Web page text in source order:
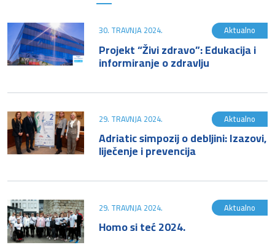
30. TRAVNJA 2024. Aktualno
Projekt “Živi zdravo”: Edukacija i
informiranje o zdravlju
29. TRAVNJA 2024. Aktualno
Adriatic simpozij o debljini: Izazovi,
liječenje i prevencija
29. TRAVNJA 2024. Aktualno
Homo si teć 2024.